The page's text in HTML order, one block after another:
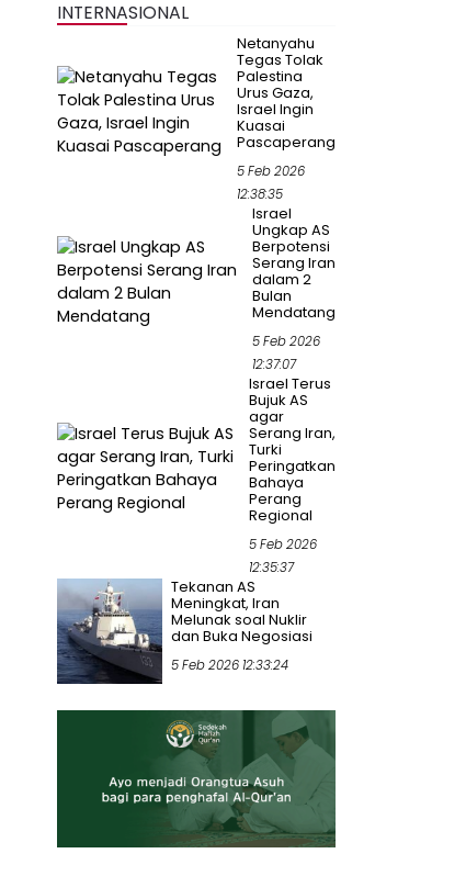
INTERNASIONAL
Netanyahu
Tegas Tolak
Palestina
Urus Gaza,
Israel Ingin
Kuasai
Pascaperang
5 Feb 2026
12:38:35
Israel
Ungkap AS
Berpotensi
Serang Iran
dalam 2
Bulan
Mendatang
5 Feb 2026
12:37:07
Israel Terus
Bujuk AS
agar
Serang Iran,
Turki
Peringatkan
Bahaya
Perang
Regional
5 Feb 2026
12:35:37
Tekanan AS
Meningkat, Iran
Melunak soal Nuklir
dan Buka Negosiasi
5 Feb 2026 12:33:24